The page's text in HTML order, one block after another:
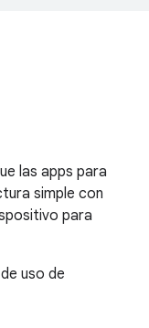
las apps para
simple con
para
uso de